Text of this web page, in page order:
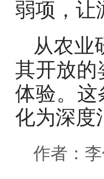
弱项，让
从农业
其开放的
体验。这
化为深度
作者：